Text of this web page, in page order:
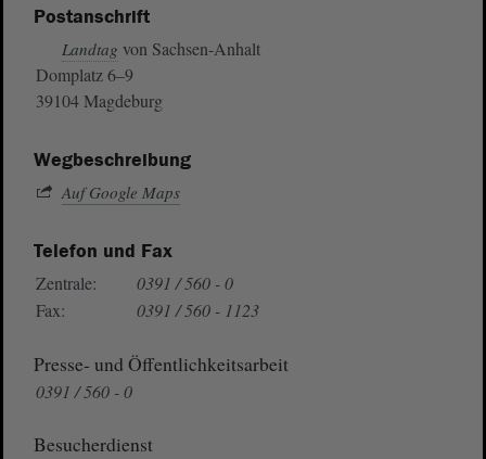
Postanschrift
Landtag von Sachsen-Anhalt
Domplatz 6–9
39104 Magdeburg
Wegbeschreibung
Auf Google Maps
Telefon und Fax
Zentrale:
0391 / 560 - 0
Fax:
0391 / 560 - 1123
Presse- und Öffentlichkeitsarbeit
0391 / 560 - 0
Besucherdienst